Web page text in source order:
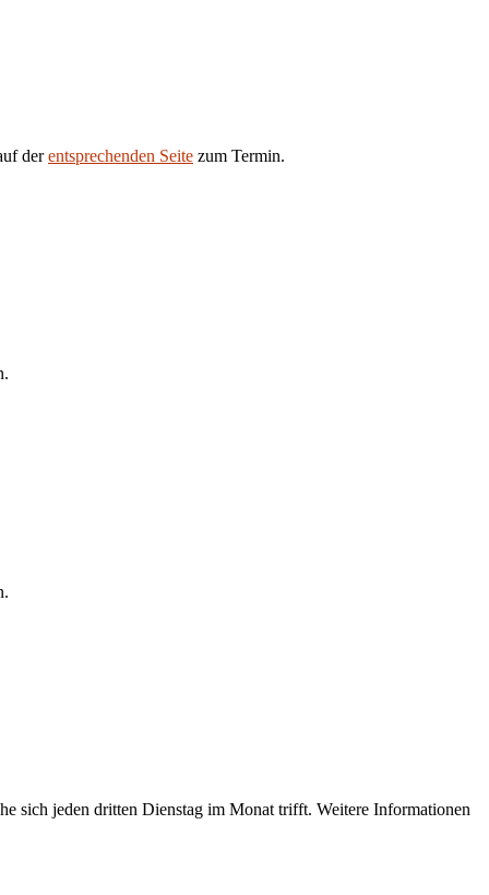
derentsprechenden Seite zum Termin.
sich jeden dritten Dienstag im Monat trifft. Weitere Informationen